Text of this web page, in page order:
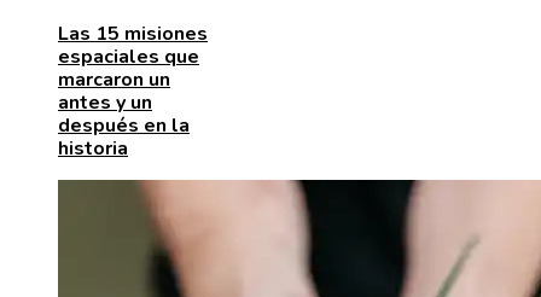
Las 15 misiones
espaciales que
marcaron un
antes y un
después en la
historia